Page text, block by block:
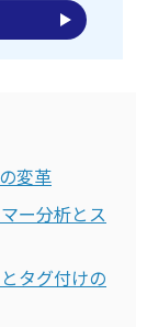
変革
ー分析とス
タグ付けの